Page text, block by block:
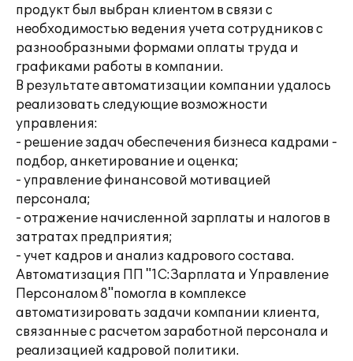
продукт был выбран клиентом в связи с
необходимостью ведения учета сотрудников с
разнообразными формами оплаты труда и
графиками работы в компании.
В результате автоматизации компании удалось
реализовать следующие возможности
управления:
- решение задач обеспечения бизнеса кадрами -
подбор, анкетирование и оценка;
- управление финансовой мотивацией
персонала;
- отражение начисленной зарплаты и налогов в
затратах предприятия;
- учет кадров и анализ кадрового состава.
Автоматизация ПП "1С:Зарплата и Управление
Персоналом 8"помогла в комплексе
автоматизировать задачи компании клиента,
связанные с расчетом заработной персонала и
реализацией кадровой политики.